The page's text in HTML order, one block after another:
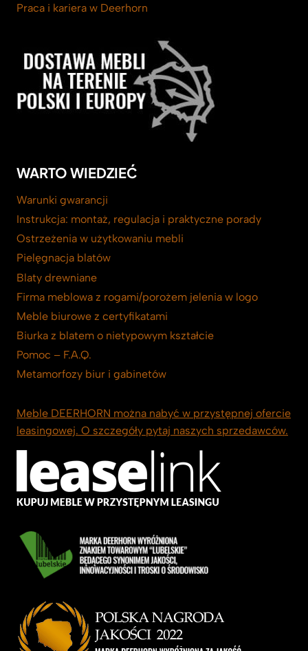
Praca i kariera w Deerhorn
WARTO WIEDZIEĆ
Warunki gwarancji
Instrukcja: montaż, regulacja i praktyczne porady
Ostrzeżenia w użytkowaniu mebli
Pielęgnacja blatów
Blaty drewniane
Firma meblowa z rogami/porożem jelenia w logo
Meble biurowe z certyfikatami
Biurka z blatem o nietypowym kształcie
Pomoc – F.A.Q.
Metamorfozy biur i gabinetów
Meble DEERHORN można nabyć w przystępnej ofercie
leasingowej. O szczegóły pytaj naszych sprzedawców.